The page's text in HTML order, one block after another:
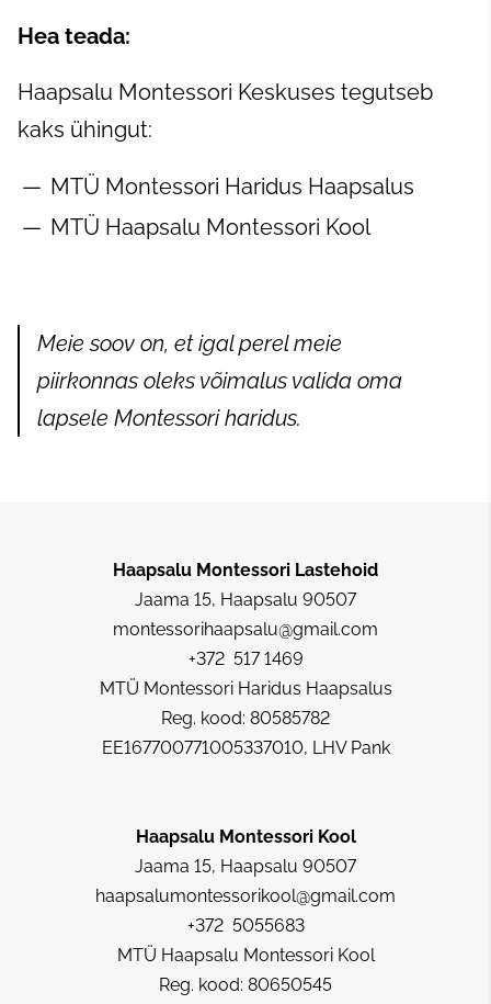
Hea teada:
Haapsalu Montessori Keskuses tegutseb
kaks ühingut:
MTÜ Montessori Haridus Haapsalus
MTÜ Haapsalu Montessori Kool
Meie soov on, et igal perel meie
piirkonnas oleks võimalus valida oma
lapsele Montessori haridus.
Haapsalu Montessori Lastehoid
Jaama 15, Haapsalu 90507
montessorihaapsalu@gmail.com
+372 517 1469
MTÜ Montessori Haridus Haapsalus
Reg. kood: 80585782
EE167700771005337010, LHV Pank
Haapsalu Montessori Kool
Jaama 15, Haapsalu 90507
haapsalumontessorikool@gmail.com
+372 5055683
MTÜ Haapsalu Montessori Kool
Reg. kood: 80650545